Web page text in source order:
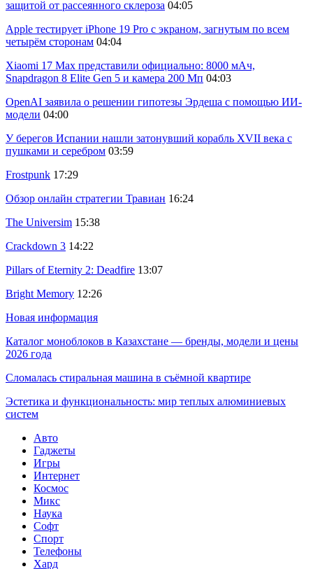
защитой от рассеянного склероза 04:05
Apple тестирует iPhone 19 Pro с экраном, загнутым по всем
четырём сторонам 04:04
Xiaomi 17 Max представили официально: 8000 мАч,
Snapdragon 8 Elite Gen 5 и камера 200 Мп 04:03
OpenAI заявила о решении гипотезы Эрдеша с помощью ИИ-
модели 04:00
У берегов Испании нашли затонувший корабль XVII века с
пушками и серебром 03:59
Frostpunk 17:29
Обзор онлайн стратегии Травиан 16:24
The Universim 15:38
Crackdown 3 14:22
Pillars of Eternity 2: Deadfire 13:07
Bright Memory 12:26
Новая информация
Каталог моноблоков в Казахстане — бренды, модели и цены
2026 года
Сломалась стиральная машина в съёмной квартире
Эстетика и функциональность: мир теплых алюминиевых
систем
Авто
Гаджеты
Игры
Интернет
Космос
Микс
Наука
Софт
Спорт
Телефоны
Хард